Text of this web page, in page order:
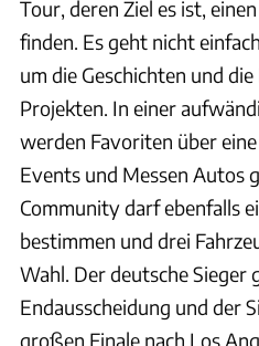
Tour, deren Ziel es ist,
finden. Es geht nicht
um die Geschichten und
Projekten. In einer
werden Favoriten über
Events und Messen Autos
Community darf ebenfalls
bestimmen und drei
Wahl. Der deutsche Sieger
Endausscheidung und der
großen Finale nach Los